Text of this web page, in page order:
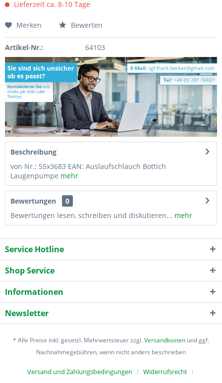
Lieferzeit ca. 8-10 Tage
Merken Bewerten
Artikel-Nr.: 64103
Beschreibung
von Nr.: 55x3683 EAN: Auslaufschlauch Bottich
Laugenpumpe mehr
Bewertungen
0
Bewertungen lesen, schreiben und diskutieren... mehr
Service Hotline
Shop Service
Informationen
Newsletter
* Alle Preise inkl. gesetzl. Mehrwertsteuer zzgl.Versandkosten und ggf.
Nachnahmegebühren, wenn nicht anders beschrieben
Versand und Zahlungsbedingungen Widerrufsrecht